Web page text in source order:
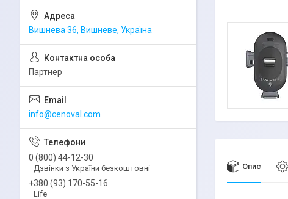
Опис
Вишнева 36, Вишневе, Україна
Партнер
info@cenoval.com
0 (800) 44-12-30
Дзвінки з України безкоштовні
+380 (93) 170-55-16
Life